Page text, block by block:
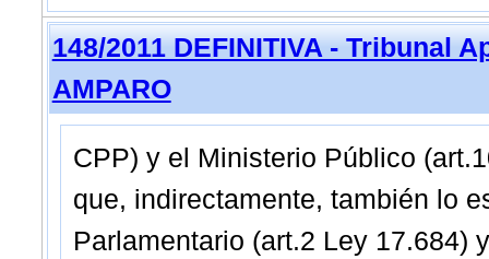
148/2011 DEFINITIVA - Tribunal
AMPARO
CPP) y el Ministerio Público
que, indirectamente, también lo
Parlamentario (art.2 Ley 17.684)